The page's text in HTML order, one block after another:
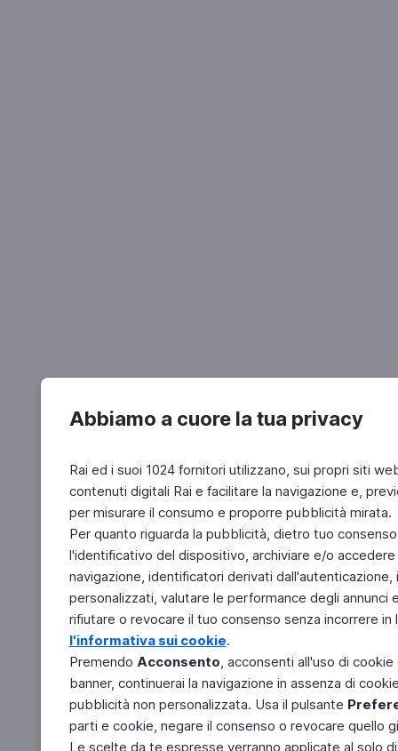
Abbiamo a cuore la tua privacy
Rai ed i suoi 1024 fornitori utilizzano, sui propri siti
contenuti digitali Rai e facilitare la navigazione e,
per misurare il consumo e proporre pubblicità mirata.
Per quanto riguarda la pubblicità, dietro tuo
l'identificativo del dispositivo, archiviare e/o
navigazione, identificatori derivati
personalizzati, valutare le performance degli
rifiutare o revocare il tuo consenso senza incorrere
l'informativa sui cookie.
Premendo Acconsento, acconsenti all'uso di
banner, continuerai la navigazione in assenza di
pubblicità non personalizzata. Usa il pulsante
parti e cookie, negare il consenso o revocare quello
Le scelte da te espresse verranno applicate al solo